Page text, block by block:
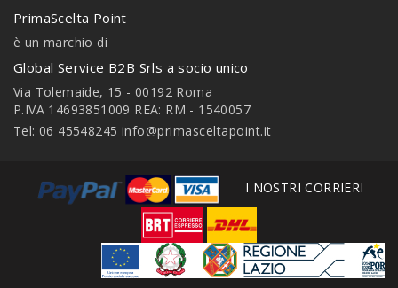
PrimaScelta Point
è un marchio di
Global Service B2B Srls a socio unico
Via Tolemaide, 15 - 00192 Roma
P.IVA 14693851009 REA: RM - 1540057
Tel: 06 45548245 info@primasceltapoint.it
I NOSTRI CORRIERI